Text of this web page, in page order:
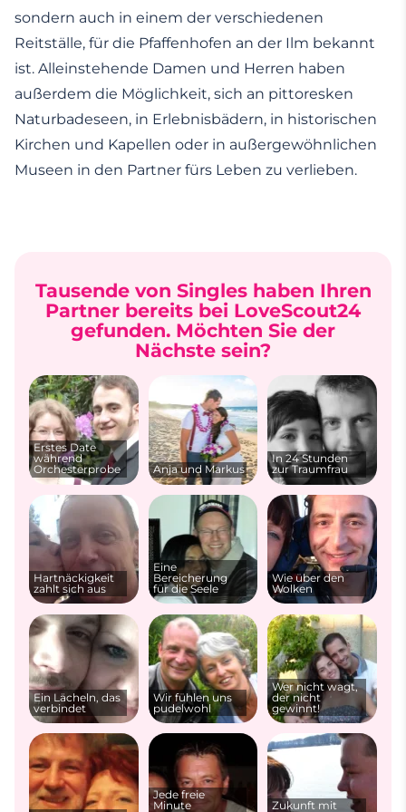
sondern auch in einem der verschiedenen
Reitställe, für die Pfaffenhofen an der Ilm bekannt
ist. Alleinstehende Damen und Herren haben
außerdem die Möglichkeit, sich an pittoresken
Naturbadeseen, in Erlebnisbädern, in historischen
Kirchen und Kapellen oder in außergewöhnlichen
Museen in den Partner fürs Leben zu verlieben.
Tausende von Singles haben Ihren
Partner bereits bei LoveScout24
gefunden. Möchten Sie der
Nächste sein?
Erstes Date
während
Orchesterprobe
Anja und Markus
In 24 Stunden
zur Traumfrau
Hartnäckigkeit
zahlt sich aus
Eine
Bereicherung
für die Seele
Wie über den
Wolken
Ein Lächeln, das
verbindet
Wir fühlen uns
pudelwohl
Wer nicht wagt,
der nicht
gewinnt!
Jede freie
Minute
Zukunft mit